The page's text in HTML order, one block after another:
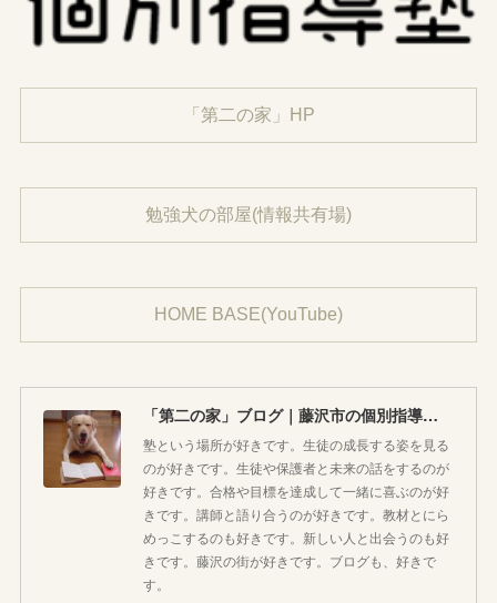
「第二の家」HP
勉強犬の部屋(情報共有場)
HOME BASE(YouTube)
「第二の家」ブログ｜藤沢市の個別指導塾のお話
塾という場所が好きです。生徒の成長する姿を見る
のが好きです。生徒や保護者と未来の話をするのが
好きです。合格や目標を達成して一緒に喜ぶのが好
きです。講師と語り合うのが好きです。教材とにら
めっこするのも好きです。新しい人と出会うのも好
きです。藤沢の街が好きです。ブログも、好きで
す。